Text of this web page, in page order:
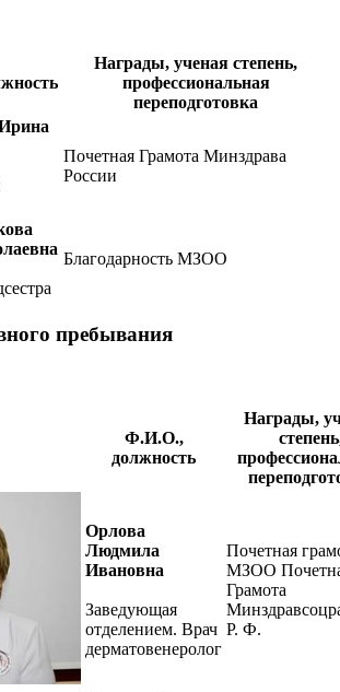
Награды, ученая степень,
профессиональная
переподготовка
Почетная Грамота Минздрава
России
Благодарность МЗОО
пребывания
Ф.И.О.,
должность
Награды,
Орлова
Людмила
Ивановна
Заведующая
отделением. Врач
дерматовенеролог
Почетная
МЗОО
Грамота
Р. Ф.